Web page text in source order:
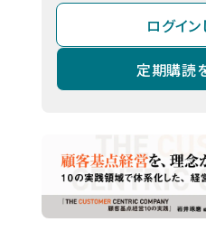
ログイ
定期購読